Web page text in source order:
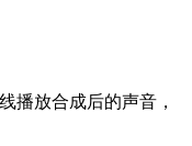
播放合成后的声音，